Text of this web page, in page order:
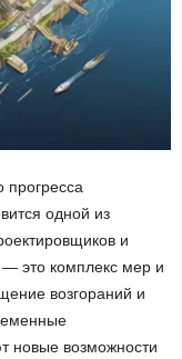
прогресса
одной из
и
это комплекс мер и
возгораний и
новые возможности